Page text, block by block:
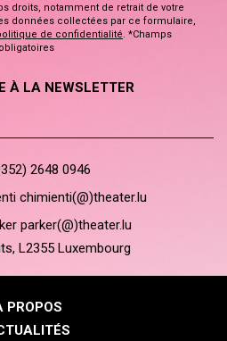
droits, notamment de retrait de votre
données collectées par ce formulaire,
de confidentialité. *Champs
obligatoires
À LA NEWSLETTER
2648 0946
chimienti(@)theater.lu
parker(@)theater.lu
L2355 Luxembourg
PROPOS